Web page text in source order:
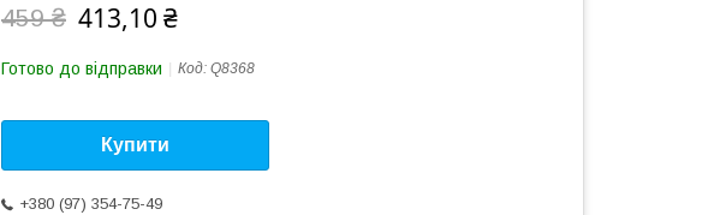
459 ₴ 413,10 ₴
Готово до відправки Код: Q8368
Купити
+380 (97) 354-75-49